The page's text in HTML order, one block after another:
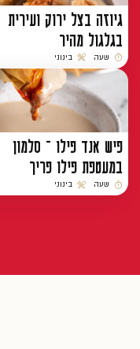
גיוזה בצל ירוק ועירית
בגלגול מהיר
זמן הכנה
שעה
רמת קושי
בינוני
פיש אנד פילו – סלמון
במעטפת פילו פריך
זמן הכנה
שעה
רמת קושי
בינוני